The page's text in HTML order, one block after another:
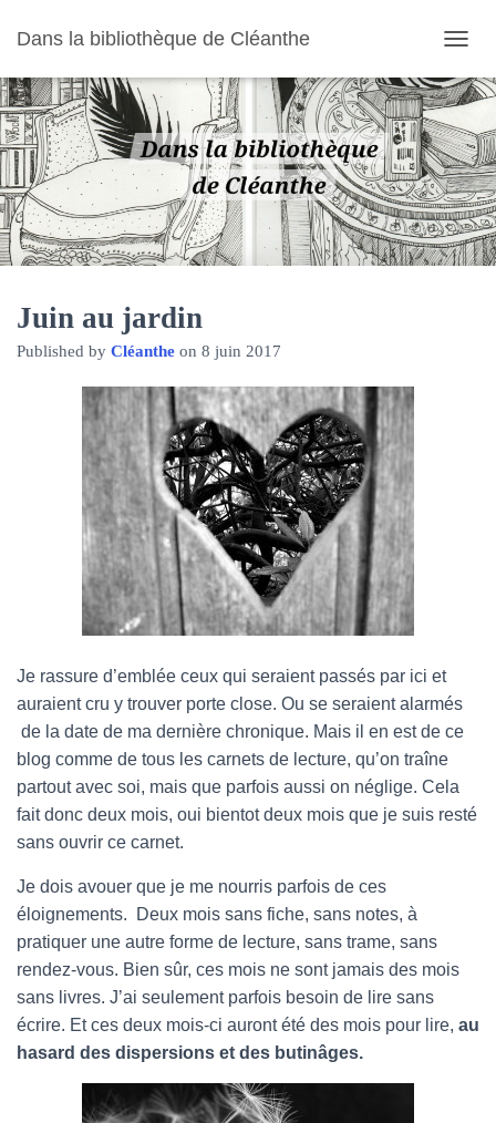
Dans la bibliothèque de Cléanthe
U
V
I
R
/
F
E
R
M
Juin au jardin
Published by Cléanthe on 8 juin 2017
Je rassure d’emblée ceux qui seraient passés par ici et
auraient cru y trouver porte close. Ou se seraient alarmés
de la date de ma dernière chronique. Mais il en est de ce
blog comme de tous les carnets de lecture, qu’on traîne
partout avec soi, mais que parfois aussi on néglige. Cela
fait donc deux mois, oui bientot deux mois que je suis resté
sans ouvrir ce carnet.
Je dois avouer que je me nourris parfois de ces
éloignements. Deux mois sans fiche, sans notes, à
pratiquer une autre forme de lecture, sans trame, sans
rendez-vous. Bien sûr, ces mois ne sont jamais des mois
sans livres. J’ai seulement parfois besoin de lire sans
écrire. Et ces deux mois-ci auront été des mois pour lire, au
hasard des dispersions et des butinâges.